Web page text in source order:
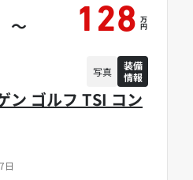
日
ン ゴルフ TSI コン
～ 128 万
円
写真
装備
情報